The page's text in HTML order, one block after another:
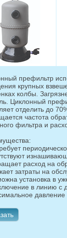
префильтр
крупных
колбы.
Циклонный
отделить до
частота
фильтра и
расход на
затраты на
установка в
в линию с
давление